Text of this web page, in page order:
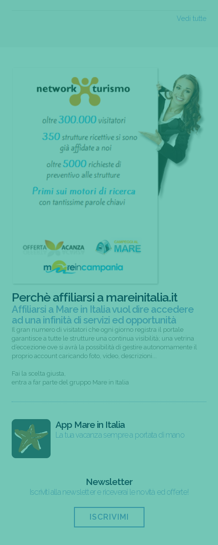
Vedi tutte
Perchè affiliarsi a mareinitalia.it
Affiliarsi a Mare in Italia vuol dire accedere
ad una infinità di servizi ed opportunità
Il gran numero di visitatori che ogni giorno registra il portale
garantisce a tutte le strutture una continua visibilità; una vetrina
d’eccezione ove si avrà la possibilità di gestire autonomamente il
proprio account caricando foto, video, descrizioni...
Fai la scelta giusta,
entra a far parte del gruppo Mare in Italia
App Mare in Italia
La tua vacanza sempre a portata di mano
Newsletter
Iscriviti alla newsletter e riceverai le novità ed offerte!
ISCRIVIMI